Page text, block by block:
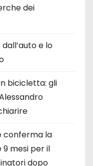
dei
e lo
bicicletta: gli
conferma la
9 mesi per il
dopo